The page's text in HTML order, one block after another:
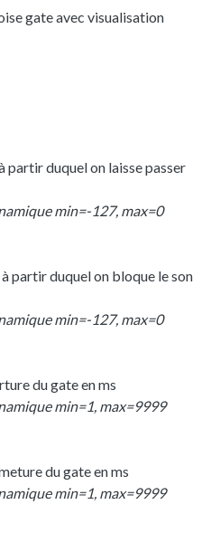
gate avec visualisation
partir duquel on laisse passer
min=-127, max=0
partir duquel on bloque le son
min=-127, max=0
du gate en ms
min=1, max=9999
du gate en ms
min=1, max=9999